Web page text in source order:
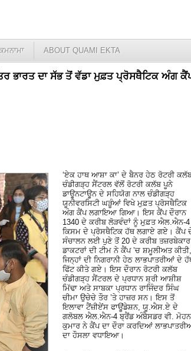
ABOUT QUAMI EKTA
ਭਾਰਤ ਦਾ ਸੱਭ ਤੋਂ ਵੱਡਾ ਮੁਫ਼ਤ ਪ੍ਰੋਸਥੈਟਿਕ ਅੰਗ
‘ਏਕ ਹਾਥ ਆਸ਼ਾ ਕਾ’ ਦੇ ਬੈਨਰ ਹੇਠ ਰੋਟਰੀ
ਚੰਡੀਗੜ੍ਹ ਸੈਂਟਰਲ ਵੱਲੋਂ ਰੋਟਰੀ ਕਲੱਬ ਪੂਨੇ
ਡਾਊਨਟਾਊਨ ਦੇ ਸਹਿਯੋਗ ਨਾਲ ਚੰਡੀਗੜ੍ਹ
ਯੂਨੀਵਰਸਿਟੀ ਘੜੂੰਆਂ ਵਿਖੇ ਮੁਫ਼ਤ ਪ੍ਰੋਸਥੈਟਿਕ
ਅੰਗ ਕੈਂਪ ਲਗਾਇਆ ਗਿਆ। ਇਸ ਕੈਂਪ ਦੌਰਾਨ
1340 ਦੇ ਕਰੀਬ ਲੋੜਵੰਦਾਂ ਨੂੰ ਮੁਫ਼ਤ ਐਲ.ਐਨ-4
ਕਿਸਮ ਦੇ ਪ੍ਰੋਸਥੈਟਿਕ ਹੱਥ ਲਗਾਏ ਗਏ। ਕੈਂਪ
ਸੰਚਾਲਨ ਲਈ ਪੁਣੇ ਤੋਂ 20 ਦੇ ਕਰੀਬ ਤਜ਼ਰਬੇਕਾਰ
ਡਾਕਟਰਾਂ ਦੀ ਟੀਮ ਨੇ ਕੈਂਪ ’ਚ ਸ਼ਮੂਲੀਅਤ ਕੀਤੀ,
ਜਿਨ੍ਹਾਂ ਦੀ ਨਿਗਰਾਨੀ ਹੇਠ ਲਾਭਪਾਤਰੀਆਂ ਦੇ
ਫਿੱਟ ਕੀਤੇ ਗਏ। ਇਸ ਦੌਰਾਨ ਰੋਟਰੀ ਕਲੱਬ
ਚੰਡੀਗੜ੍ਹ ਸੈਂਟਰਲ ਦੇ ਪ੍ਰਧਾਨ ਸ਼੍ਰੀ ਆਸ਼ੀਸ਼
ਮਿੱਢਾ ਅਤੇ ਸਾਬਕਾ ਪ੍ਰਧਾਨ ਰਾਜਿੰਦਰ ਸਿੰਘ
ਚੀਮਾ ਉਚੇਚੇ ਤੌਰ ’ਤੇ ਹਾਜ਼ਰ ਸਨ। ਇਸ ਤੋਂ
ਇਲਾਵਾ ਟੈਂਜ਼ੀਏਂਸ ਫਾਊਂਡੇਸ਼ਨ, ਯੂ.ਐਸ.ਏ ਦੇ
ਗਲੋਬਲ ਐਲ.ਐਨ-4 ਬ੍ਰੈਂਡ ਅੰਬੈਸਡਰ ਵੀ. ਮੋਹਨ
ਕੁਮਾਰ ਨੇ ਕੈਂਪ ਦਾ ਦੌਰਾ ਕਰਦਿਆਂ
ਦਾ ਹੌਸਲਾ ਵਧਾਇਆ।